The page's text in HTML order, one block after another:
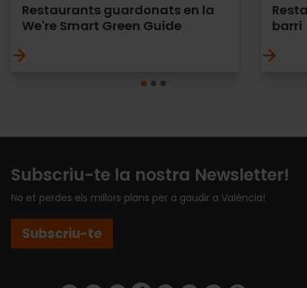
Restaurants guardonats en la
We're Smart Green Guide
barri
Subscriu-te la nostra Newsletter!
No et perdes els millors plans per a gaudir a València!
Subscriu-te